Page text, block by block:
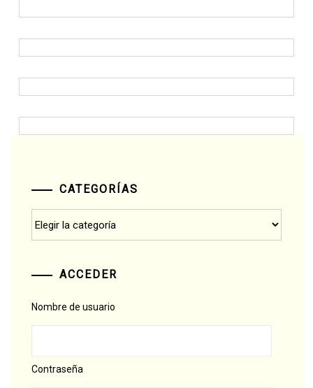
CATEGORÍAS
ACCEDER
Nombre de usuario
Contraseña